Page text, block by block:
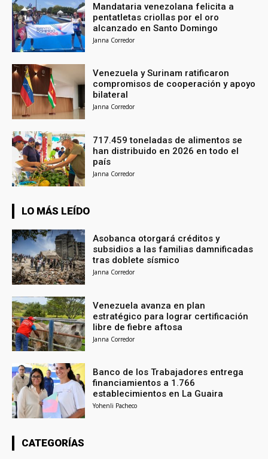
Mandataria venezolana felicita a
pentatletas criollas por el oro
alcanzado en Santo Domingo
Janna Corredor
Venezuela y Surinam ratificaron
compromisos de cooperación y apoyo
bilateral
Janna Corredor
717.459 toneladas de alimentos se
han distribuido en 2026 en todo el
país
Janna Corredor
LO MÁS LEÍDO
Asobanca otorgará créditos y
subsidios a las familias damnificadas
tras doblete sísmico
Janna Corredor
Venezuela avanza en plan
estratégico para lograr certificación
libre de fiebre aftosa
Janna Corredor
Banco de los Trabajadores entrega
financiamientos a 1.766
establecimientos en La Guaira
Yohenli Pacheco
CATEGORÍAS